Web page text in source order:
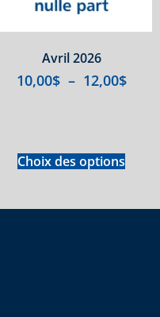
Avril 2026
10,00$ – 12,00$
Choix des options